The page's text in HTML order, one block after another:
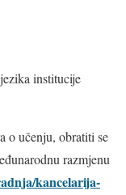
institucije
o učenju, obratiti se
razmjenu
kancelarija-